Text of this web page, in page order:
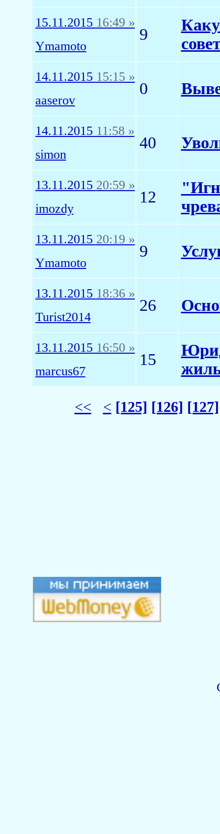
15.11.2015 16:49 »
Ymamoto
9
14.11.2015 15:15 »
aaserov
0
14.11.2015 11:58 »
simon
40
13.11.2015 20:59 »
imozdy
12
13.11.2015 20:19 »
Ymamoto
9
13.11.2015 18:36 »
Turist2014
26
13.11.2015 16:50 »
marcus67
15
<< < [125] [126] [127]